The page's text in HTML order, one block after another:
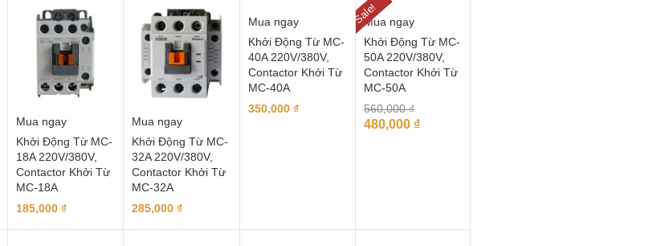
Mua ngay
Khởi Động Từ MC-
18A 220V/380V,
Contactor Khởi Từ
MC-18A
185,000 ₫
Mua ngay
Khởi Động Từ MC-
32A 220V/380V,
Contactor Khởi Từ
MC-32A
285,000 ₫
Mua ngay
Khởi Động Từ MC-
40A 220V/380V,
Contactor Khởi Từ
MC-40A
350,000 ₫
Sale!
Mua ngay
Khởi Động Từ MC-
50A 220V/380V,
Contactor Khởi Từ
MC-50A
560,000₫
480,000 ₫